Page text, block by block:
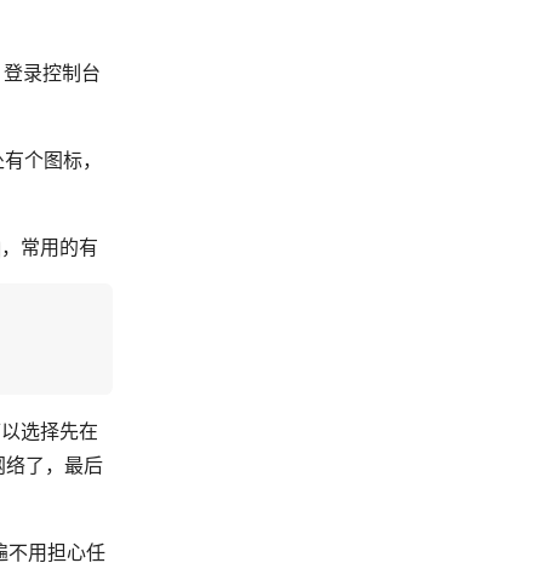
录控制台
个图标，
，常用的有
选择先在
了，最后
不用担心任